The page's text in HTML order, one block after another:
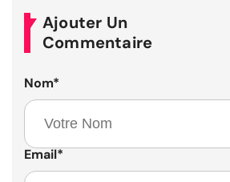
Ajouter Un
Commentaire
Nom*
Email*